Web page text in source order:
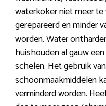
waterkoker niet meer
gerepareerd en minder
worden. Water
huishouden al gauw
schelen. Het gebruik
schoonmaakmiddelen
verminderd worden.